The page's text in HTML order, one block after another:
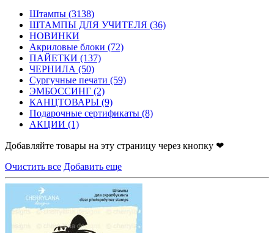
Штампы (3138)
ШТАМПЫ ДЛЯ УЧИТЕЛЯ (36)
НОВИНКИ
Акриловые блоки (72)
ПАЙЕТКИ (137)
ЧЕРНИЛА (50)
Сургучные печати (59)
ЭМБОССИНГ (2)
КАНЦТОВАРЫ (9)
Подарочные сертификаты (8)
АКЦИИ (1)
Добавляйте товары на эту страницу через кнопку ❤
Очистить все Добавить еще